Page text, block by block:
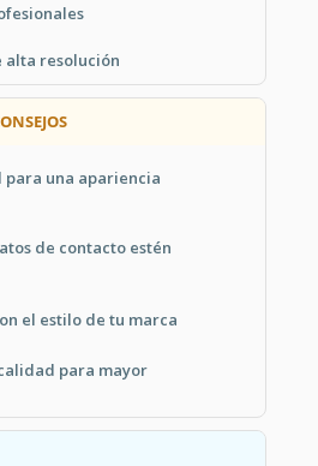
resolución
para una apariencia
de contacto estén
el estilo de tu marca
para mayor